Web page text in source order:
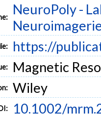
NeuroPoly -
https://
Magnetic
Wiley
10.1002/